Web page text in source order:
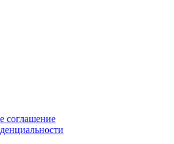
соглашение